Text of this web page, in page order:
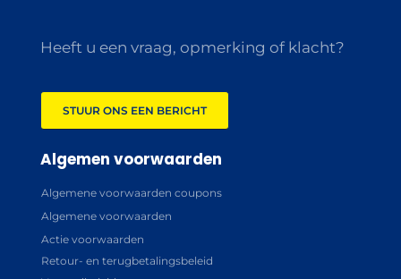
Heeft u een vraag, opmerking of klacht?
STUUR ONS EEN BERICHT
Algemen voorwaarden
Algemene voorwaarden coupons
Algemene voorwaarden
Actie voorwaarden
Retour- en terugbetalingsbeleid